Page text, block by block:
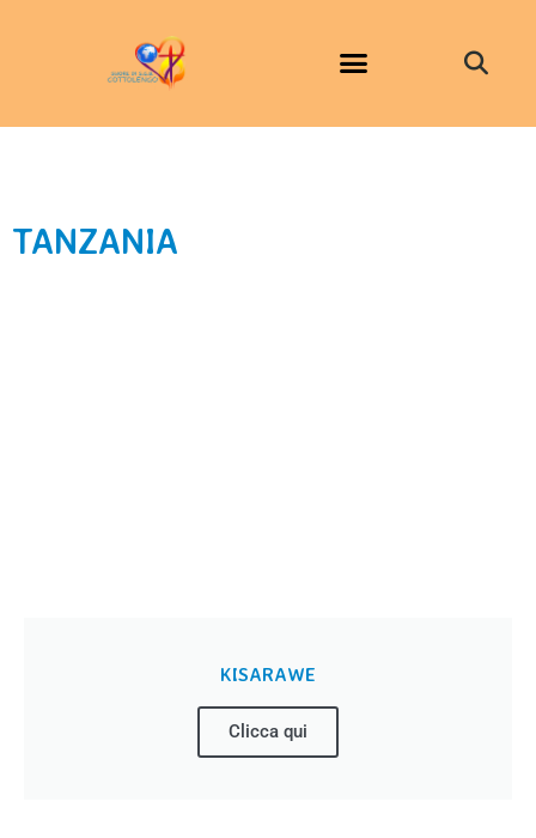
TANZANIA
KISARAWE
Clicca qui